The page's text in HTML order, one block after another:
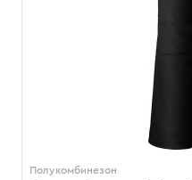
Полукомбинезон